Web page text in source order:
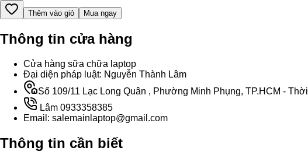
Thêm vào giỏ Mua ngay
Thông tin cửa hàng
Cửa hàng sữa chữa laptop
Đại diện pháp luật: Nguyễn Thành Lâm
Số 109/11 Lạc Long Quân , Phường Minh Phụng, TP.HCM -
Lâm 0933358385
Email: salemainlaptop@gmail.com
Thông tin cần biết